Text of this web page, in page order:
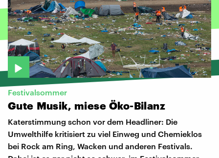
Festivalsommer
Gute Musik, miese Öko-Bilanz
Katerstimmung schon vor dem Headliner: Die
Umwelthilfe kritisiert zu viel Einweg und Chemieklos
bei Rock am Ring, Wacken und anderen Festivals.